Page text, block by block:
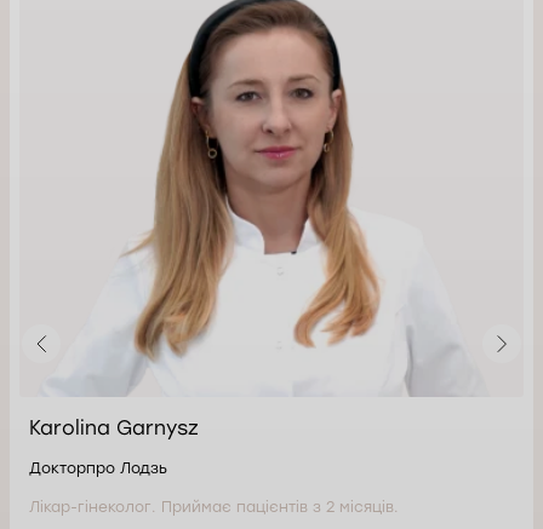
Karolina Garnysz
Докторпро Лодзь
Лікар-гінеколог. Приймає пацієнтів з 2 місяців.